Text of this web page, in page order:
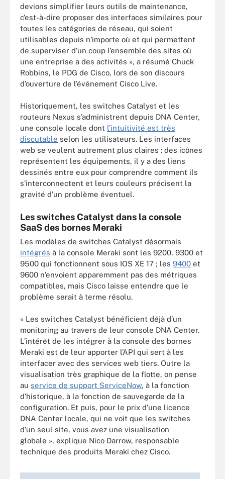
devions simplifier leurs outils de maintenance,
c’est-à-dire proposer des interfaces similaires pour
toutes les catégories de réseau, qui soient
utilisables depuis n’importe où et qui permettent
de superviser d’un coup l’ensemble des sites où
une entreprise a des activités », a résumé Chuck
Robbins, le PDG de Cisco, lors de son discours
d’ouverture de l’événement Cisco Live.
Historiquement, les switches Catalyst et les
routeurs Nexus s’administrent depuis DNA Center,
une console locale dont l’intuitivité est très
discutable selon les utilisateurs. Les interfaces
web se veulent autrement plus claires : des icônes
représentent les équipements, il y a des liens
dessinés entre eux pour comprendre comment ils
s’interconnectent et leurs couleurs précisent la
gravité d’un problème éventuel.
Les switches Catalyst dans la console
SaaS des bornes Meraki
Les modèles de switches Catalyst désormais
intégrés à la console Meraki sont les 9200, 9300 et
9500 qui fonctionnent sous IOS XE 17 ; les 9400 et
9600 n’envoient apparemment pas des métriques
compatibles, mais Cisco laisse entendre que le
problème serait à terme résolu.
« Les switches Catalyst bénéficient déjà d’un
monitoring au travers de leur console DNA Center.
L’intérêt de les intégrer à la console des bornes
Meraki est de leur apporter l’API qui sert à les
interfacer avec des services web tiers. Outre la
visualisation très graphique de la flotte, on pense
au service de support ServiceNow, à la fonction
d’historique, à la fonction de sauvegarde de la
configuration. Et puis, pour le prix d’une licence
DNA Center locale, qui ne voit que les switches
d’un seul site, vous avez une visualisation
globale », explique Nico Darrow, responsable
technique des produits Meraki chez Cisco.